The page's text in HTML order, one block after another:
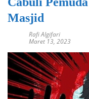
Masjid
Rafi Algifari
Maret 13, 2023